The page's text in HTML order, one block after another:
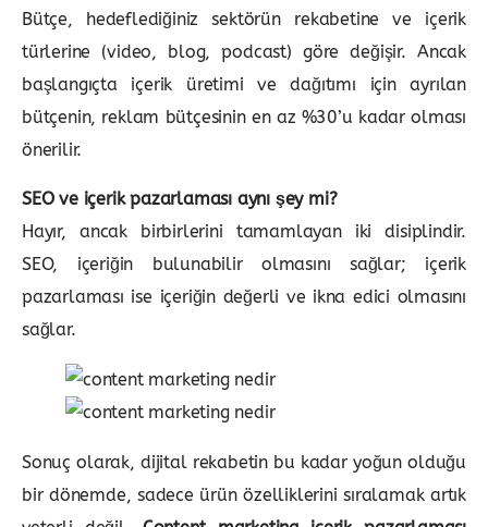
Bütçe, hedeflediğiniz sektörün rekabetine ve içerik
türlerine (video, blog, podcast) göre değişir. Ancak
başlangıçta içerik üretimi ve dağıtımı için ayrılan
bütçenin, reklam bütçesinin en az %30’u kadar olması
önerilir.
SEO ve içerik pazarlaması aynı şey mi?
Hayır, ancak birbirlerini tamamlayan iki disiplindir.
SEO, içeriğin bulunabilir olmasını sağlar; içerik
pazarlaması ise içeriğin değerli ve ikna edici olmasını
sağlar.
Sonuç olarak, dijital rekabetin bu kadar yoğun olduğu
bir dönemde, sadece ürün özelliklerini sıralamak artık